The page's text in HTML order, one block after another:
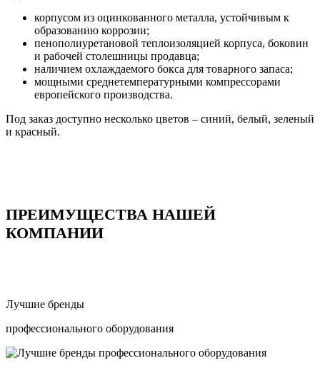
корпусом из оцинкованного металла, устойчивым к
образованию коррозии;
пенополиуретановой теплоизоляцией корпуса, боковин
и рабочей столешницы продавца;
наличием охлаждаемого бокса для товарного запаса;
мощными среднетемпературными компрессорами
европейского производства.
Под заказ доступно несколько цветов – синий, белый, зеленый
и красный.
ПРЕИМУЩЕСТВА НАШЕЙ
КОМПАНИИ
Лучшие бренды
профессионального оборудования